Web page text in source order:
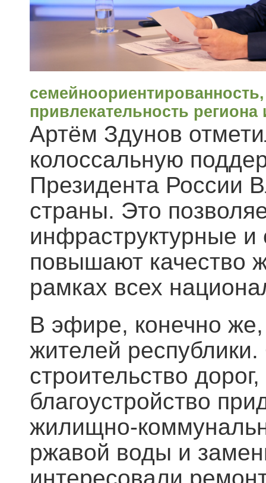
привлекательность региона
Артём Здунов
колоссальную
Президента России
страны. Это
инфраструктурные
повышают качество
рамках всех
В эфире, конечно
жителей
строительство
благоустройство
жилищно-
ржавой воды и